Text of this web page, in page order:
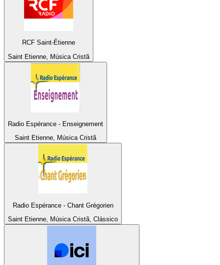
RCF Saint-Étienne
Saint Etienne, Música Cristã
Radio Espérance - Enseignement
Saint Etienne, Música Cristã
Radio Espérance - Chant Grégorien
Saint Etienne, Música Cristã, Clássico